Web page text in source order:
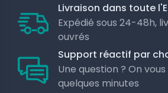
Livraison dans toute
Expédié sous 24-48h,
ouvrés
Support réactif par
Une question ? On
quelques minutes